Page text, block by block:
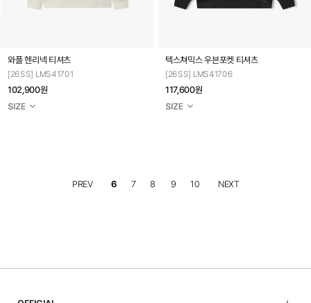
와플 헨리넥 티셔츠
[26SS] LMS41701
102,900원
텍스쳐믹스 우븐포켓 티셔츠
[26SS] LMS41706
117,600원
PREV 6 7 8 9 10 NEXT